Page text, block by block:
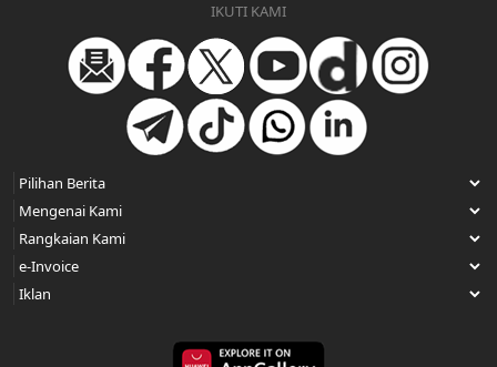
IKUTI KAMI